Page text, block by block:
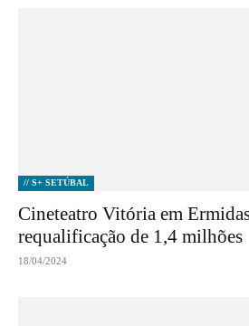
// S+ SETÚBAL
Cineteatro Vitória em
requalificação de 1,4 milhões
18/04/2024